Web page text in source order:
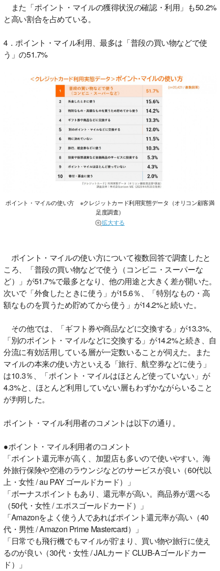
また「ポイント・マイルの獲得状況の確認・利用」も50.2%
と高い割合を占めている。
4．ポイント・マイル利用、最多は「普段の買い物などで使
う」の51.7%
ポイント・マイルの使い方 ※クレジットカード利用実態データ（オリコン顧客満
足度調査）
拡大する
ポイント・マイルの使い方について複数回答で調査したと
ころ、「普段の買い物などで使う（コンビニ・スーパーな
ど）」が51.7%で最多となり、他の用途と大きく差が開いた。
次いで「外食したときに使う」が15.6％、「特別なもの・高
額なものを買うため貯めてから使う」が14.2%と続いた。
その他では、「ギフト券や商品などに交換する」が13.3%、
「別のポイント・マイルなどに交換する」が14.2%と続き、自
分流に有効活用している層が一定数いることが伺えた。また
マイルの本来の使い方といえる「旅行、航空券などに使う」
は10.3％、「ポイント・マイルはほとんど使っていない」が
4.3%と、ほとんど利用していない層もわずかながらいること
が判明した。
ポイント・マイル利用者のコメントは以下の通り。
●ポイント・マイル利用者のコメント
「ポイント還元率が高く、加盟店も多いので使いやすい。海
外旅行保険や空港のラウンジなどのサービスが良い（60代以
上・女性 / au PAY ゴールドカード）」
「ボーナスポイントもあり、還元率が高い。商品券が選べる
（50代・女性 / エポスゴールドカード）」
「Amazonをよく使う人であればポイント還元率が高い（40
代・男性 / Amazon Prime Mastercard）」
「日常でも飛行機でもマイルが貯まり、買い物や旅行に使え
るのが良い（30代・女性 / JALカード CLUB-Aゴールドカー
ド）」